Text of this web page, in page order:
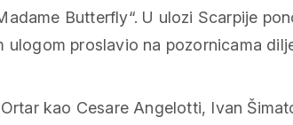
Butterfly“. U ulozi Scarpije
ulogom proslavio na pozornicama
kao Cesare Angelotti, Ivan